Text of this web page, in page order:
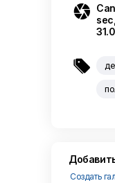


Создать